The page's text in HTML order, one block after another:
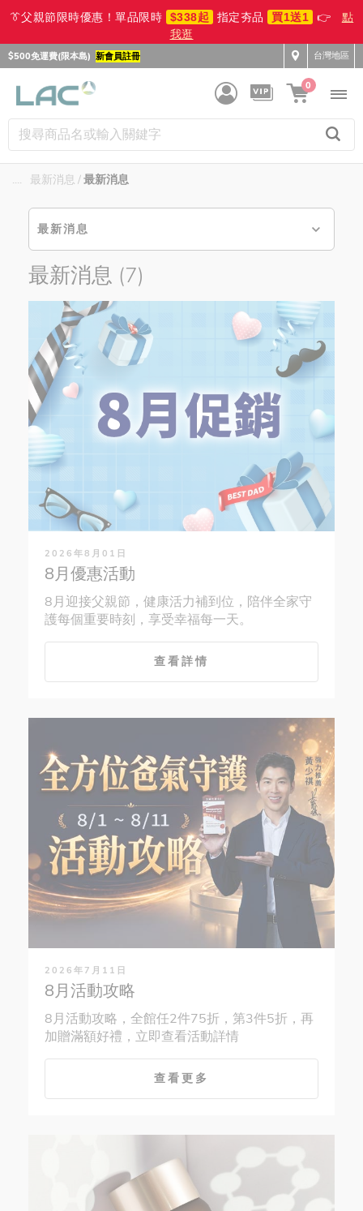
👔父親節限時優惠！單品限時 $338起 指定夯品 買1送1 👉
點
我逛
$500免運費(限本島) 新會員註冊 台灣地區
0
.... 最新消息 最新消息
最新消息
最新消息 (7)
2026年8月01日
8月優惠活動
8月迎接父親節，健康活力補到位，陪伴全家守
護每個重要時刻，享受幸福每一天。
查看詳情
2026年7月11日
8月活動攻略
8月活動攻略，全館任2件75折，第3件5折，再
加贈滿額好禮，立即查看活動詳情
查看更多